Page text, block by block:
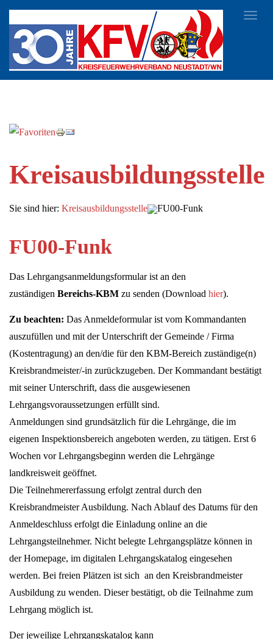
Kreisausbildungsstelle
Sie sind hier: Kreisausbildungsstelle FU00-Funk
FU00-Funk
Das Lehrgangsanmeldungsformular ist an den
zuständigen Bereichs-KBM zu senden (Download hier).
Zu beachten: Das Anmeldeformular ist vom Kommandanten
auszufüllen und mit der Unterschrift der Gemeinde / Firma
(Kostentragung) an den/die für den KBM-Bereich zuständige(n)
Kreisbrandmeister/-in zurückzugeben. Der Kommandant bestätigt
mit seiner Unterschrift, dass die ausgewiesenen
Lehrgangsvoraussetzungen erfüllt sind.
Anmeldungen sind grundsätzlich für die Lehrgänge, die im
eigenen Inspektionsbereich angeboten werden, zu tätigen. Erst 6
Wochen vor Lehrgangsbeginn werden die Lehrgänge
landkreisweit geöffnet.
Die Teilnehmererfassung erfolgt zentral durch den
Kreisbrandmeister Ausbildung. Nach Ablauf des Datums für den
Anmeldeschluss erfolgt die Einladung online an die
Lehrgangsteilnehmer. Nicht belegte Lehrgangsplätze können in
der Homepage, im digitalen Lehrgangskatalog eingesehen
werden. Bei freien Plätzen ist sich an den Kreisbrandmeister
Ausbildung zu wenden. Dieser bestätigt, ob die Teilnahme zum
Lehrgang möglich ist.
Der jeweilige Lehrgangskatalog kann